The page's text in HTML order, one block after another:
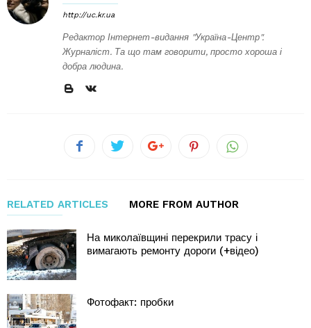
http://uc.kr.ua
Редактор Інтернет-видання "Україна-Центр".
Журналіст. Та що там говорити, просто хороша і
добра людина.
RELATED ARTICLES MORE FROM AUTHOR
На миколаївщині перекрили трасу і
вимагають ремонту дороги (+відео)
Фотофакт: пробки